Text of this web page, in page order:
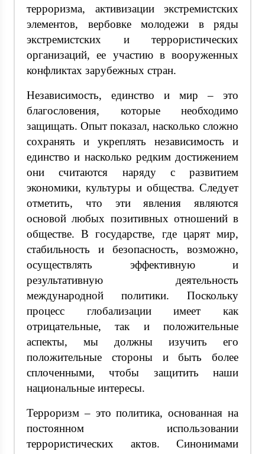
терроризма, активизации экстремистских
элементов, вербовке молодежи в ряды
экстремистских и террористических
организаций, ее участию в вооруженных
конфликтах зарубежных стран.
Независимость, единство и мир – это
благословения, которые необходимо
защищать. Опыт показал, насколько сложно
сохранять и укреплять независимость и
единство и насколько редким достижением
они считаются наряду с развитием
экономики, культуры и общества. Следует
отметить, что эти явления являются
основой любых позитивных отношений в
обществе. В государстве, где царят мир,
стабильность и безопасность, возможно,
осуществлять эффективную и
результативную деятельность
международной политики. Поскольку
процесс глобализации имеет как
отрицательные, так и положительные
аспекты, мы должны изучить его
положительные стороны и быть более
сплоченными, чтобы защитить наши
национальные интересы.
Терроризм – это политика, основанная на
постоянном использовании
террористических актов. Синонимами